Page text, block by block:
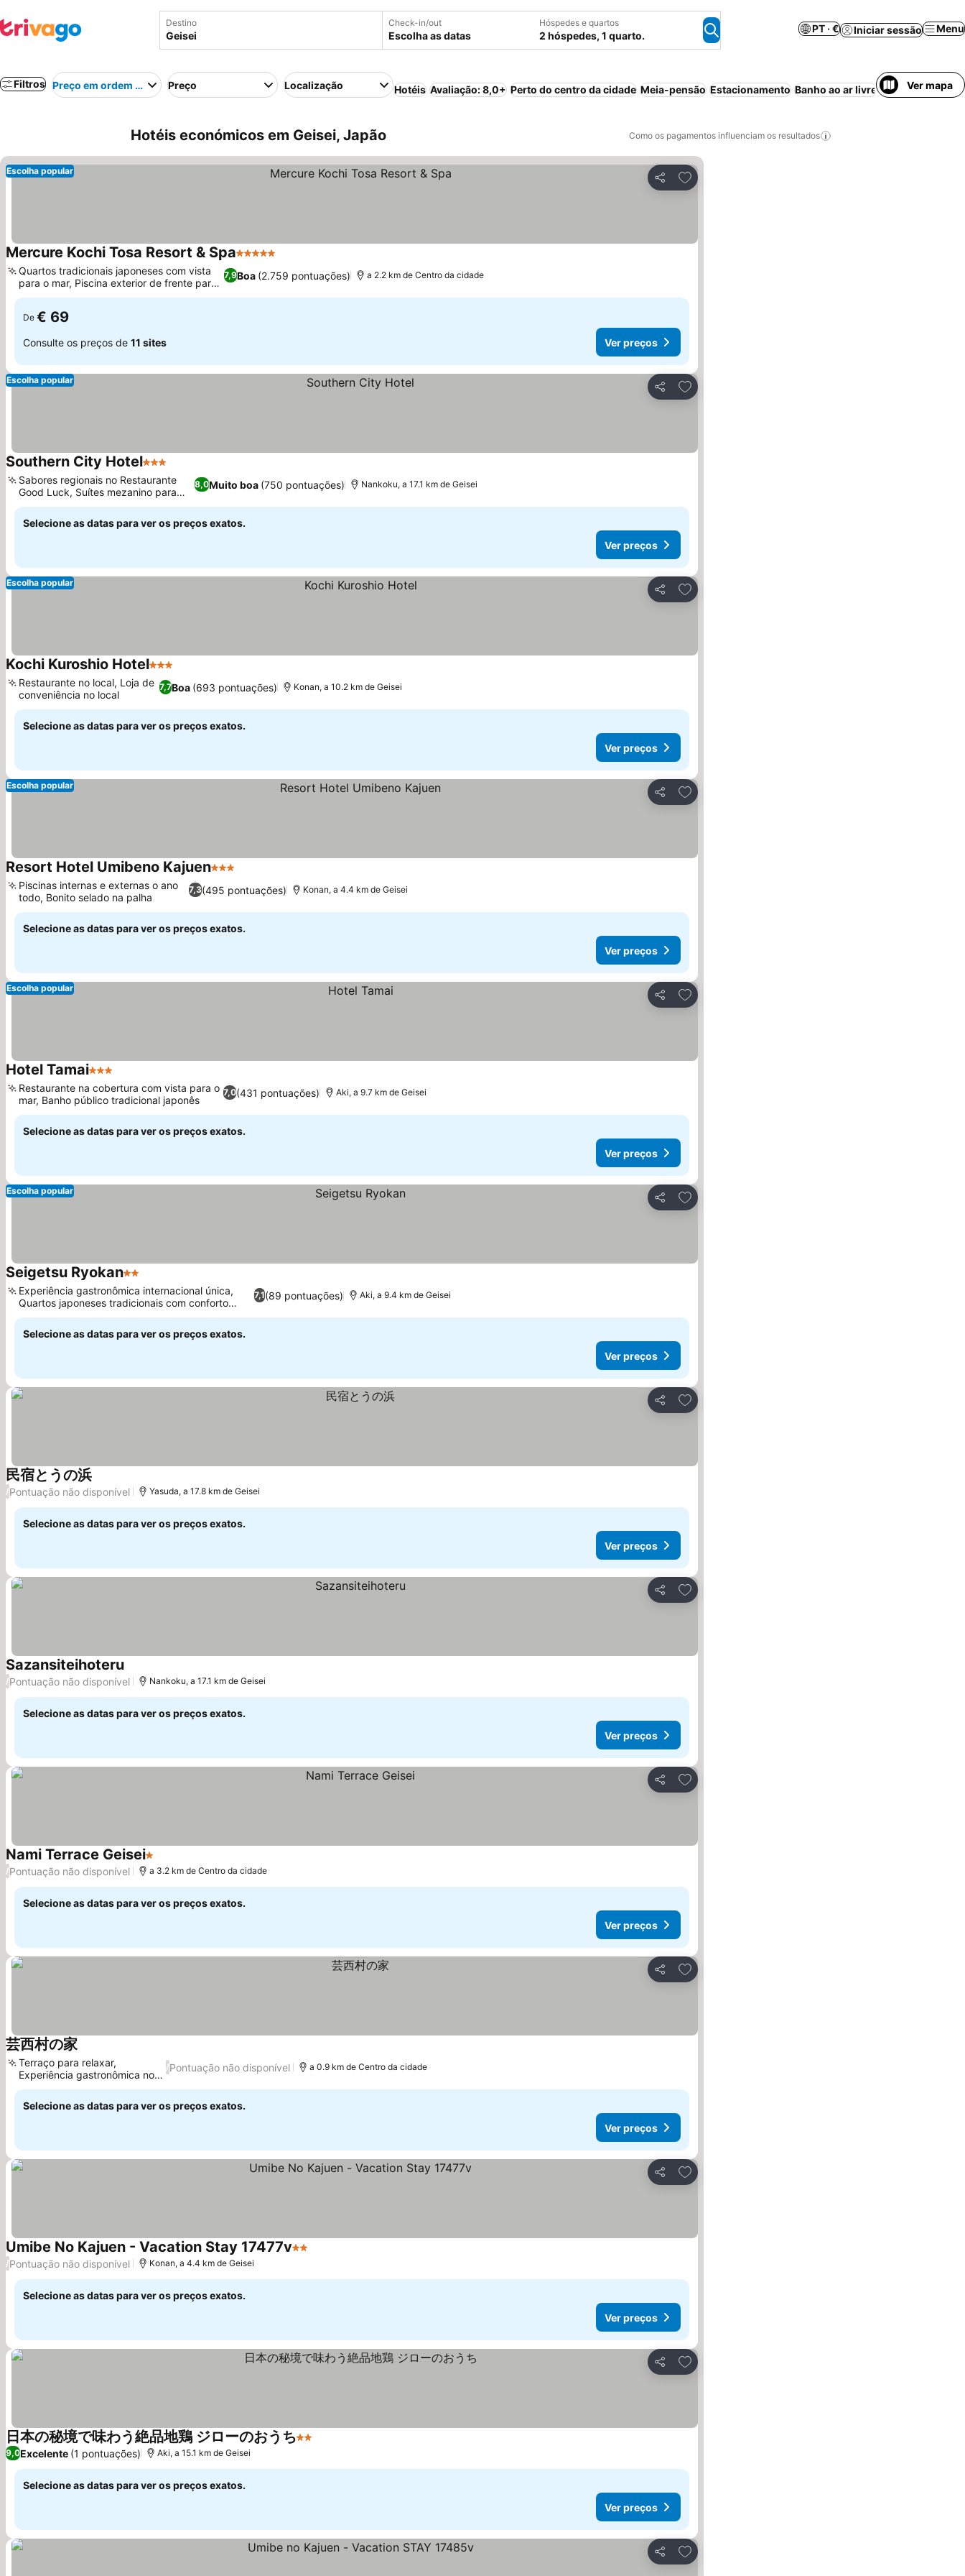
Destino Check-in/out
Escolha as datas
Hóspedes e quartos
2 hóspedes, 1 quarto.
PT · € Iniciar sessão Menu
Filtros Preço em ordem crescentePreço Localização Hotéis Avaliação: 8,0+ Perto do centro da cidade Meia-pensão Estacionamento Banho ao ar livre Pequeno-Ver mapa
Hotéis económicos em Geisei, Japão Como os pagamentos influenciam os resultados
Partilhar
Adicionar aos favoritos
Escolha popular
Mercure Kochi Tosa Resort & Spa5 Estrelas
7,9Boa (2.759 pontuações)
Quartos tradicionais japoneses com vista
para o mar, Piscina exterior de frente para
o mar
a 2.2 km de Centro da cidade
De € 69
Consulte os preços de 11 sites Ver preços
Partilhar
Adicionar aos favoritos
Escolha popular
Southern City Hotel3 Estrelas
8,0Muito boa (750 pontuações)
Sabores regionais no Restaurante
Good Luck, Suítes mezanino para
famílias
Nankoku, a 17.1 km de Geisei
Selecione as datas para ver os preços exatos.
Ver preços
Partilhar
Adicionar aos favoritos
Escolha popular
Kochi Kuroshio Hotel3 Estrelas
7,7Boa (693 pontuações)
Restaurante no local, Loja de
conveniência no local
Konan, a 10.2 km de Geisei
Selecione as datas para ver os preços exatos.
Ver preços
Partilhar
Adicionar aos favoritos
Escolha popular
Resort Hotel Umibeno Kajuen3 Estrelas
7,3(495 pontuações)
Piscinas internas e externas o ano
todo, Bonito selado na palha
Konan, a 4.4 km de Geisei
Selecione as datas para ver os preços exatos.
Ver preços
Partilhar
Adicionar aos favoritos
Escolha popular
Hotel Tamai3 Estrelas
7,0(431 pontuações)
Restaurante na cobertura com vista para o
mar, Banho público tradicional japonês
Aki, a 9.7 km de Geisei
Selecione as datas para ver os preços exatos.
Ver preços
Partilhar
Adicionar aos favoritos
Escolha popular
Seigetsu Ryokan2 Estrelas
7,1(89 pontuações)
Experiência gastronômica internacional única,
Quartos japoneses tradicionais com conforto
moderno
Aki, a 9.4 km de Geisei
Selecione as datas para ver os preços exatos.
Ver preços
Partilhar
Adicionar aos favoritos
民宿とうの浜Ver preços
/Pontuação não disponível Yasuda, a 17.8 km de Geisei
Selecione as datas para ver os preços exatos.
Ver preços
Partilhar
Adicionar aos favoritos
SazansiteihoteruVer preços
/Pontuação não disponível Nankoku, a 17.1 km de Geisei
Selecione as datas para ver os preços exatos.
Ver preços
Partilhar
Adicionar aos favoritos
Nami Terrace Geisei1 Estrelas
/Pontuação não disponível a 3.2 km de Centro da cidade
Selecione as datas para ver os preços exatos.
Ver preços
Partilhar
Adicionar aos favoritos
芸西村の家Ver preços
/Pontuação não disponível
Terraço para relaxar,
Experiência gastronômica no
local
a 0.9 km de Centro da cidade
Selecione as datas para ver os preços exatos.
Ver preços
Partilhar
Adicionar aos favoritos
Umibe No Kajuen - Vacation Stay 17477v2 Estrelas
/Pontuação não disponível Konan, a 4.4 km de Geisei
Selecione as datas para ver os preços exatos.
Ver preços
Partilhar
Adicionar aos favoritos
日本の秘境で味わう絶品地鶏 ジローのおうち2 Estrelas
9,0Excelente (1 pontuações) Aki, a 15.1 km de Geisei
Selecione as datas para ver os preços exatos.
Ver preços
Partilhar
Adicionar aos favoritos